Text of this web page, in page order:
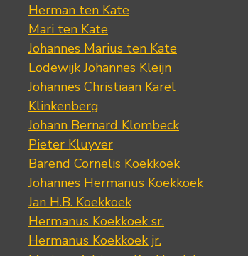
Herman ten Kate
Mari ten Kate
Johannes Marius ten Kate
Lodewijk Johannes Kleijn
Johannes Christiaan Karel
Klinkenberg
Johann Bernard Klombeck
Pieter Kluyver
Barend Cornelis Koekkoek
Johannes Hermanus Koekkoek
Jan H.B. Koekkoek
Hermanus Koekkoek sr.
Hermanus Koekkoek jr.